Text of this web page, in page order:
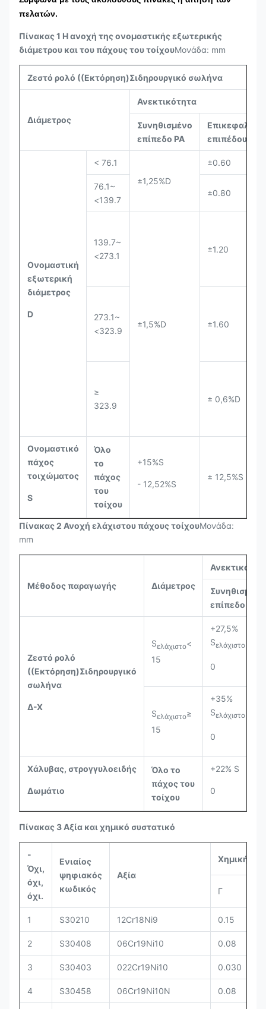
πελατών.
Πίνακας 1 Η ανοχή της ονομαστικής εξωτερικής
διάμετρου και του πάχους του τοίχουΜονάδα: mm
Ζεστό ρολό ((Εκτόρηση)Σιδηρουργικό σωλήνα
Διάμετρος
Ανεκτικότητα
Συνηθισμένο
επίπεδο PA
Επικεφαλής
επιπέδου
Ονομαστική
εξωτερική
διάμετρος
D
< 76.1
±1,25%D
±0.60
76.1~
<139.7
±0.80
139.7~
<273.1
±1,5%D
±1.20
273.1~
<323.9
±1.60
≥
323.9
± 0,6%D
Ονομαστικό
πάχος
τοιχώματος
S
Όλο
το
πάχος
του
τοίχου
+15%S
- 12,52%S
± 12,5%S
Πίνακας 2 Ανοχή ελάχιστου πάχους τοίχουΜονάδα:
mm
Μέθοδος παραγωγής Διάμετρος
Συνηθισμένο
επίπεδο PA
Ζεστό ρολό
((Εκτόρηση)Σιδηρουργικό
σωλήνα
Δ-Χ
Sελάχιστο<
15
+27,5%
Sελάχιστο
0
Sελάχιστο≥
15
+35%
Sελάχιστο
0
Χάλυβας, στρογγυλοειδής
Δωμάτιο
Όλο το
πάχος του
τοίχου
+22% S
0
Πίνακας 3 Αξία και χημικό συστατικό
-
Όχι,
όχι,
όχι.
Ενιαίος
ψηφιακός
κωδικός
Αξία
Χημική
Γ
1 S30210 12Cr18Ni9 0.15
2 S30408 06Cr19Ni10 0.08
3 S30403 022Cr19Ni10 0.030
4 S30458 06Cr19Ni10N 0.08